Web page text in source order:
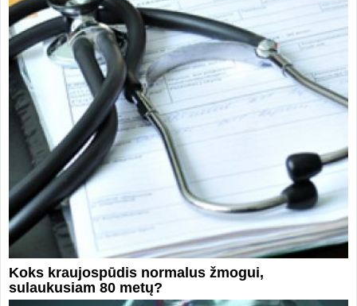
Koks kraujospūdis normalus žmogui,
sulaukusiam 80 metų?